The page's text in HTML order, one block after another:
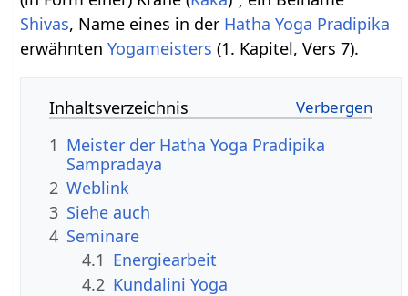
Shivas, Name eines in der Hatha Yoga Pradipika
erwähntenYogameisters (1. Kapitel, Vers 7).
Inhaltsverzeichnis
1 Meister der Hatha Yoga Pradipika
Sampradaya
2 Weblink
3 Siehe auch
4 Seminare
4.1 Energiearbeit
4.2 Kundalini Yoga